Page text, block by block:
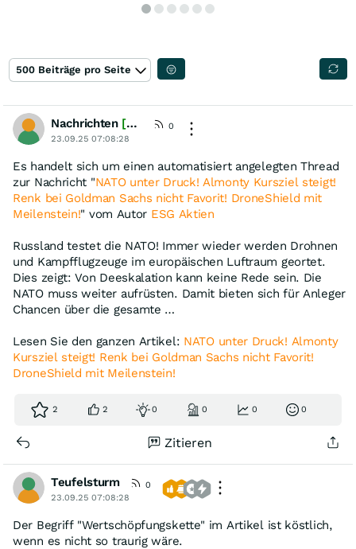
500 Beiträge pro Seite
Nachrichten[wO]
0
23.09.25 07:08:28
Es handelt sich um einen automatisiert angelegten Thread
zur Nachricht "NATO unter Druck! Almonty Kursziel steigt!
Renk bei Goldman Sachs nicht Favorit! DroneShield mit
Meilenstein!" vom Autor ESG Aktien
Russland testet die NATO! Immer wieder werden Drohnen
und Kampfflugzeuge im europäischen Luftraum geortet.
Dies zeigt: Von Deeskalation kann keine Rede sein. Die
NATO muss weiter aufrüsten. Damit bieten sich für Anleger
Chancen über die gesamte …
Lesen Sie den ganzen Artikel: NATO unter Druck! Almonty
Kursziel steigt! Renk bei Goldman Sachs nicht Favorit!
DroneShield mit Meilenstein!
2 2 0 0 0 0
Zitieren
Teufelsturm
0
23.09.25 07:08:28
Der Begriff "Wertschöpfungskette" im Artikel ist köstlich,
wenn es nicht so traurig wäre.